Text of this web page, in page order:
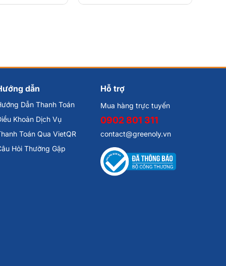
dẫn
Dẫn Thanh Toán
Khoản Dịch Vụ
Toán Qua VietQR
Hỏi Thường Gặp
Hỗ trợ
Mua hàng trực tuyến
0902 801 311
contact@greenoly.vn